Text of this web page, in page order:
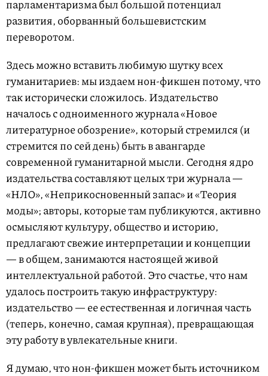
парламентаризма был большой потенциал
развития, оборванный большевистским
переворотом.
Здесь можно вставить любимую шутку всех
гуманитариев: мы издаем нон-фикшен потому, что
так исторически сложилось. Издательство
началось с одноименного журнала «Новое
литературное обозрение», который стремился (и
стремится по сей день) быть в авангарде
современной гуманитарной мысли. Сегодня ядро
издательства составляют целых три журнала —
«НЛО», «Неприкосновенный запас» и «Теория
моды»; авторы, которые там публикуются, активно
осмысляют культуру, общество и историю,
предлагают свежие интерпретации и концепции
— в общем, занимаются настоящей живой
интеллектуальной работой. Это счастье, что нам
удалось построить такую инфраструктуру:
издательство — ее естественная и логичная часть
(теперь, конечно, самая крупная), превращающая
эту работу в увлекательные книги.
Я думаю, что нон-фикшен может быть источником